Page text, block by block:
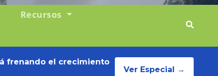
Recursos
frenando el crecimiento
Ver Especial →